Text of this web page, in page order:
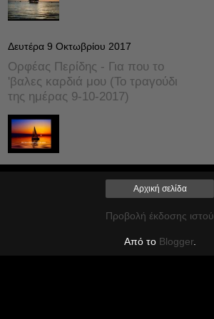
Δευτέρα 9 Οκτωβρίου 2017
Ορφέας Περίδης - Για που το
'βαλες καρδιά μου (Το τραγούδι
της ημέρας 9-10-2017)
Αρχική σελίδα
Προβολή έκδοσης ιστού
Από το Blogger.